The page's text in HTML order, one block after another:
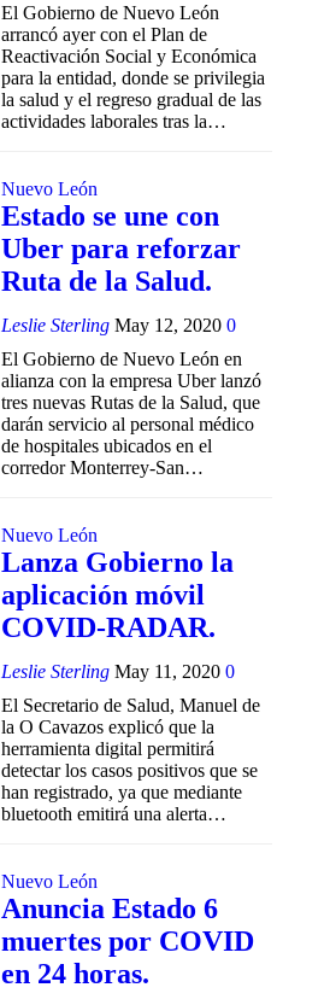
El Gobierno de Nuevo León
arrancó ayer con el Plan de
Reactivación Social y Económica
para la entidad, donde se privilegia
la salud y el regreso gradual de las
actividades laborales tras la…
Nuevo León
Estado se une con
Uber para reforzar
Ruta de la Salud.
Leslie SterlingMay 12, 2020 0
El Gobierno de Nuevo León en
alianza con la empresa Uber lanzó
tres nuevas Rutas de la Salud, que
darán servicio al personal médico
de hospitales ubicados en el
corredor Monterrey-San…
Nuevo León
Lanza Gobierno la
aplicación móvil
COVID-RADAR.
Leslie SterlingMay 11, 2020 0
El Secretario de Salud, Manuel de
la O Cavazos explicó que la
herramienta digital permitirá
detectar los casos positivos que se
han registrado, ya que mediante
bluetooth emitirá una alerta…
Nuevo León
Anuncia Estado 6
muertes por COVID
en 24 horas.